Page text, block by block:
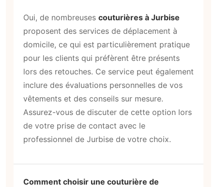
Oui, de nombreuses couturières à Jurbise
proposent des services de déplacement à
domicile, ce qui est particulièrement pratique
pour les clients qui préfèrent être présents
lors des retouches. Ce service peut également
inclure des évaluations personnelles de vos
vêtements et des conseils sur mesure.
Assurez-vous de discuter de cette option lors
de votre prise de contact avec le
professionnel de Jurbise de votre choix.
Comment choisir une couturière de